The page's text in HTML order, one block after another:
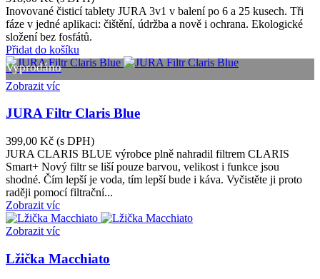
Inovované čisticí tablety JURA 3v1 v balení po 6 a 25 kusech. Tři
fáze v jedné aplikaci: čištění, údržba a nově i ochrana. Ekologické
složení bez fosfátů.
Přidat do košíku
Vyprodáno
Zobrazit víc
JURA Filtr Claris Blue
399,00 Kč (s DPH)
JURA CLARIS BLUE výrobce plně nahradil filtrem CLARIS
Smart+ Nový filtr se liší pouze barvou, velikost i funkce jsou
shodné. Čím lepší je voda, tím lepší bude i káva. Vyčistěte ji proto
raději pomocí filtrační...
Zobrazit víc
Zobrazit víc
Lžička Macchiato